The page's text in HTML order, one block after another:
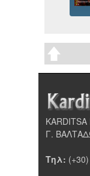
Γ.
Τηλ: